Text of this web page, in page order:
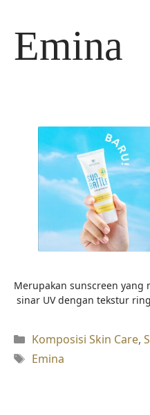
Emina
Merupakan sunscreen
sinar UV dengan tekstur
Kategori
Komposisi Skin Care,
Tag
Emina